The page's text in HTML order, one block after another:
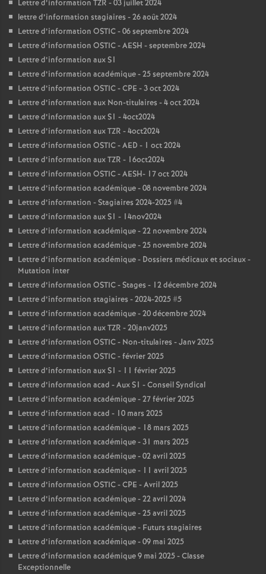
Lettre d’information TZR - 03 juillet 2024
lettre d’information stagiaires - 26 août 2024
Lettre d’information OSTIC - 06 septembre 2024
Lettre d’information OSTIC - AESH - septembre 2024
Lettre d’information aux S1
Lettre d’information académique - 25 septembre 2024
Lettre d’information OSTIC - CPE - 3 oct 2024
Lettre d’information aux Non-titulaires - 4 oct 2024
Lettre d’information aux S1 - 4oct2024
Lettre d’information aux TZR - 4oct2024
Lettre d’information OSTIC - AED - 1 oct 2024
Lettre d’information aux TZR - 16oct2024
Lettre d’information OSTIC - AESH- 17 oct 2024
Lettre d’information académique - 08 novembre 2024
Lettre d’information - Stagiaires 2024-2025 #4
Lettre d’information aux S1 - 14nov2024
Lettre d’information académique - 22 novembre 2024
Lettre d’information académique - 25 novembre 2024
Lettre d’information académique - Dossiers médicaux et sociaux -
Mutation inter
Lettre d’information OSTIC - Stages - 12 décembre 2024
Lettre d’information stagiaires - 2024-2025 #5
Lettre d’information académique - 20 décembre 2024
Lettre d’information aux TZR - 20janv2025
Lettre d’information OSTIC - Non-titulaires - Janv 2025
Lettre d’information OSTIC - février 2025
Lettre d’information aux S1 - 11 février 2025
Lettre d’information acad - Aux S1 - Conseil Syndical
Lettre d’information académique - 27 février 2025
Lettre d’information acad - 10 mars 2025
Lettre d’information académique - 18 mars 2025
Lettre d’information académique - 31 mars 2025
Lettre d’information académique - 02 avril 2025
Lettre d’information académique - 11 avril 2025
Lettre d’information OSTIC - CPE - Avril 2025
Lettre d’information académique - 22 avril 2024
Lettre d’information académique - 25 avril 2025
Lettre d’information académique - Futurs stagiaires
Lettre d’information académique - 09 mai 2025
Lettre d’information académique 9 mai 2025 - Classe
Exceptionnelle